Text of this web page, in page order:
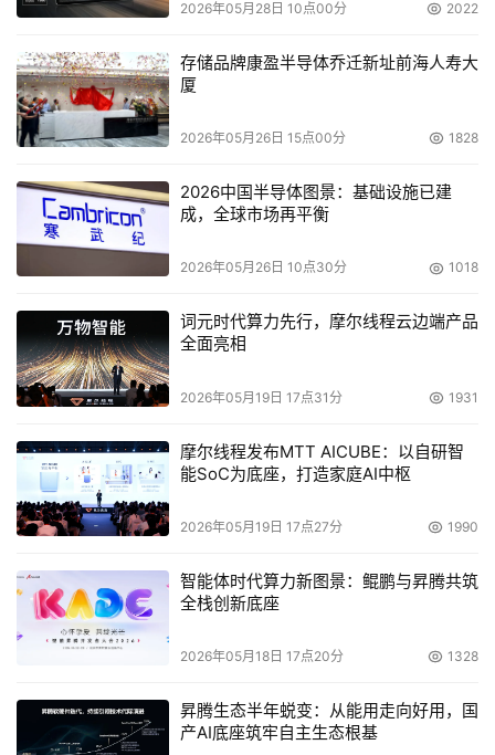
Agnostic Media ： 基于双核AMD皓龙处理器的系统可
以将原始数据库性能提升一倍，有助于内容的快速交付。
运行Agnostic的GridCoder软件，客户可获得超过6倍的代
码转换速率提升。
数字媒体创建与制作
视觉效果，以及音频、视频和其它内容。 此外，AMD还与
Adobe、欧特克媒体与娱乐（Autodesk Media &
Entertainment）、Softimage、eyeon Software、
厂商合作，确保这些内容创建者可以满足最紧迫的制作期限
要求。
AMD在NAB展会的SL-555展台，展示了软件与硬件解决
方案提供商正在利用基于AMD皓龙处理器的系统，加快数
字媒体向开放的、基于个人电脑的解决方案的移植进程，以
取代高成本、低性能的传统专用硬件：
性能瓶颈，它可以对高清晰和Cinema 2K格式的流媒体进行
实时编辑。
2026年05月28日 10点00分 2022
存储品牌康盈半导体乔迁新址前海人寿大
厦
2026年05月26日 15点00分 1828
2026中国半导体图景：基础设施已建
成，全球市场再平衡
2026年05月26日 10点30分 1018
词元时代算力先行，摩尔线程云边端产品
全面亮相
2026年05月19日 17点31分 1931
摩尔线程发布MTT AICUBE：以自研智
能SoC为底座，打造家庭AI中枢
2026年05月19日 17点27分 1990
智能体时代算力新图景：鲲鹏与昇腾共筑
全栈创新底座
2026年05月18日 17点20分 1328
昇腾生态半年蜕变：从能用走向好用，国
产AI底座筑牢自主生态根基